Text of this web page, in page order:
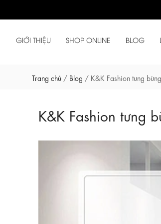
GIỚI THIỆU SHOP ONLINE BLOG
Trang chủ / Blog / K&K Fashion tưng
K&K Fashion tưng